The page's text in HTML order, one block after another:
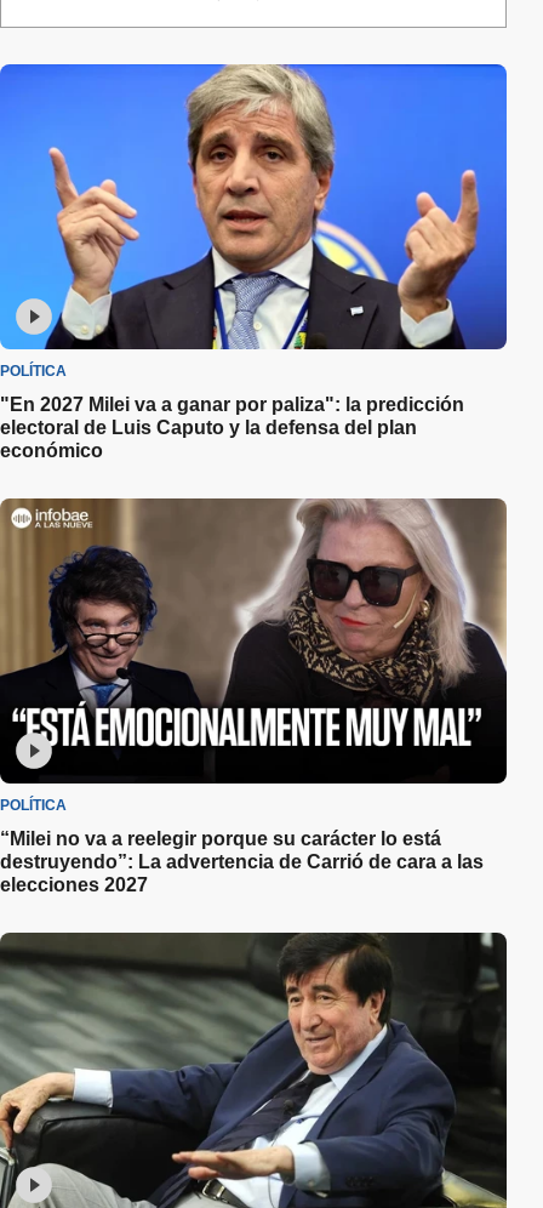
POLÍTICA
"En 2027 Milei va a ganar por paliza": la predicción
electoral de Luis Caputo y la defensa del plan
económico
POLÍTICA
“Milei no va a reelegir porque su carácter lo está
destruyendo”: La advertencia de Carrió de cara a las
elecciones 2027